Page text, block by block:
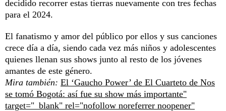
decidido recorrer estas tierras nuevamente con tres fechas
para el 2024.
El fanatismo y amor del público por ellos y sus canciones
crece día a día, siendo cada vez más niños y adolescentes
quienes llenan sus shows junto al resto de los jóvenes
amantes de este género.
Mira también: El ‘Gaucho Power’ de El Cuarteto de Nos
se tomó Bogotá: así fue su show más importante"
target="_blank" rel="nofollow noreferrer noopener"